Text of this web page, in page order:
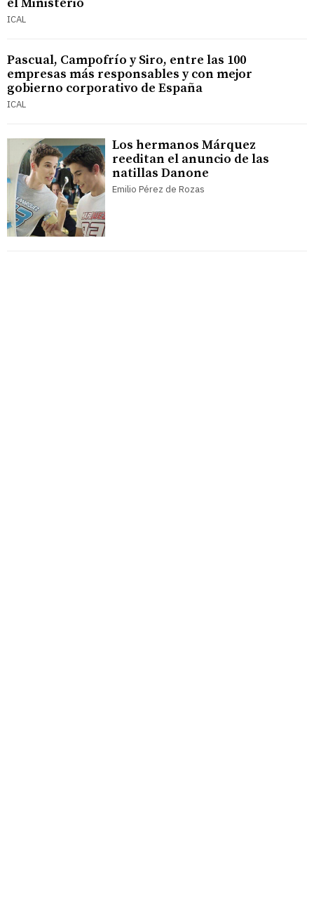
el Ministerio
ICAL
Pascual, Campofrío y Siro, entre las 100
empresas más responsables y con mejor
gobierno corporativo de España
ICAL
Los hermanos Márquez
reeditan el anuncio de las
natillas Danone
Emilio Pérez de Rozas